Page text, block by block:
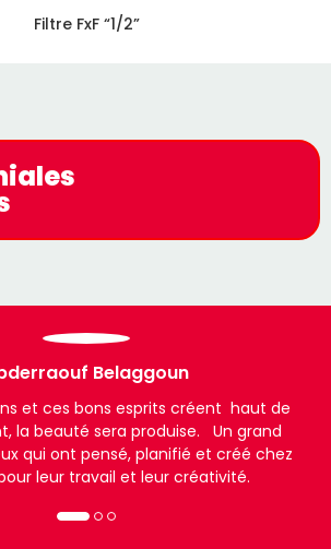
Filtre FxF “1/2”
Belaggoun
et ces bons esprits créent haut de
la beauté sera produise. Un grand
qui ont pensé, planifié et créé chez
pour leur travail et leur créativité.